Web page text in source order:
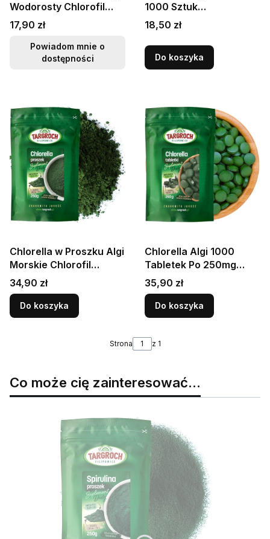
Wodorosty Chlorofil
Oczyszczanie 250g
TARGROCH
Cena
17,90 zł
Powiadom mnie o
dostępności
1000 Sztuk
Oczyszczanie
Organizmu 250g
TARGROCH
Cena
18,50 zł
Do koszyka
Chlorella w Proszku Algi
Morskie Chlorofil
Oczyszczanie 250g
TARGROCH
Cena
34,90 zł
Do koszyka
Chlorella Algi 1000
Tabletek Po 250mg
Oczyszczanie Detoks
250g TARGROCH
Cena
35,90 zł
Do koszyka
Strona z 1
Co może cię zainteresować...